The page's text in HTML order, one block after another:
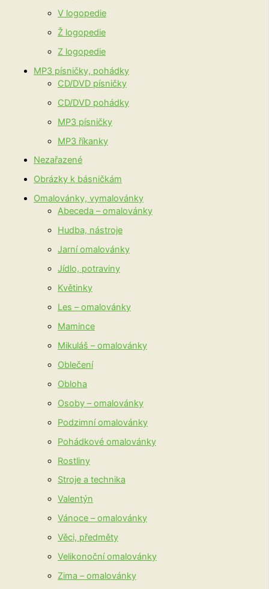
V logopedie
Ž logopedie
Z logopedie
MP3 písničky, pohádky
CD/DVD písničky
CD/DVD pohádky
MP3 písničky
MP3 říkanky
Nezařazené
Obrázky k básničkám
Omalovánky, vymalovánky
Abeceda – omalovánky
Hudba, nástroje
Jarní omalovánky
Jídlo, potraviny
Květinky
Les – omalovánky
Mamince
Mikuláš – omalovánky
Oblečení
Obloha
Osoby – omalovánky
Podzimní omalovánky
Pohádkové omalovánky
Rostliny
Stroje a technika
Valentýn
Vánoce – omalovánky
Věci, předměty
Velikonoční omalovánky
Zima – omalovánky